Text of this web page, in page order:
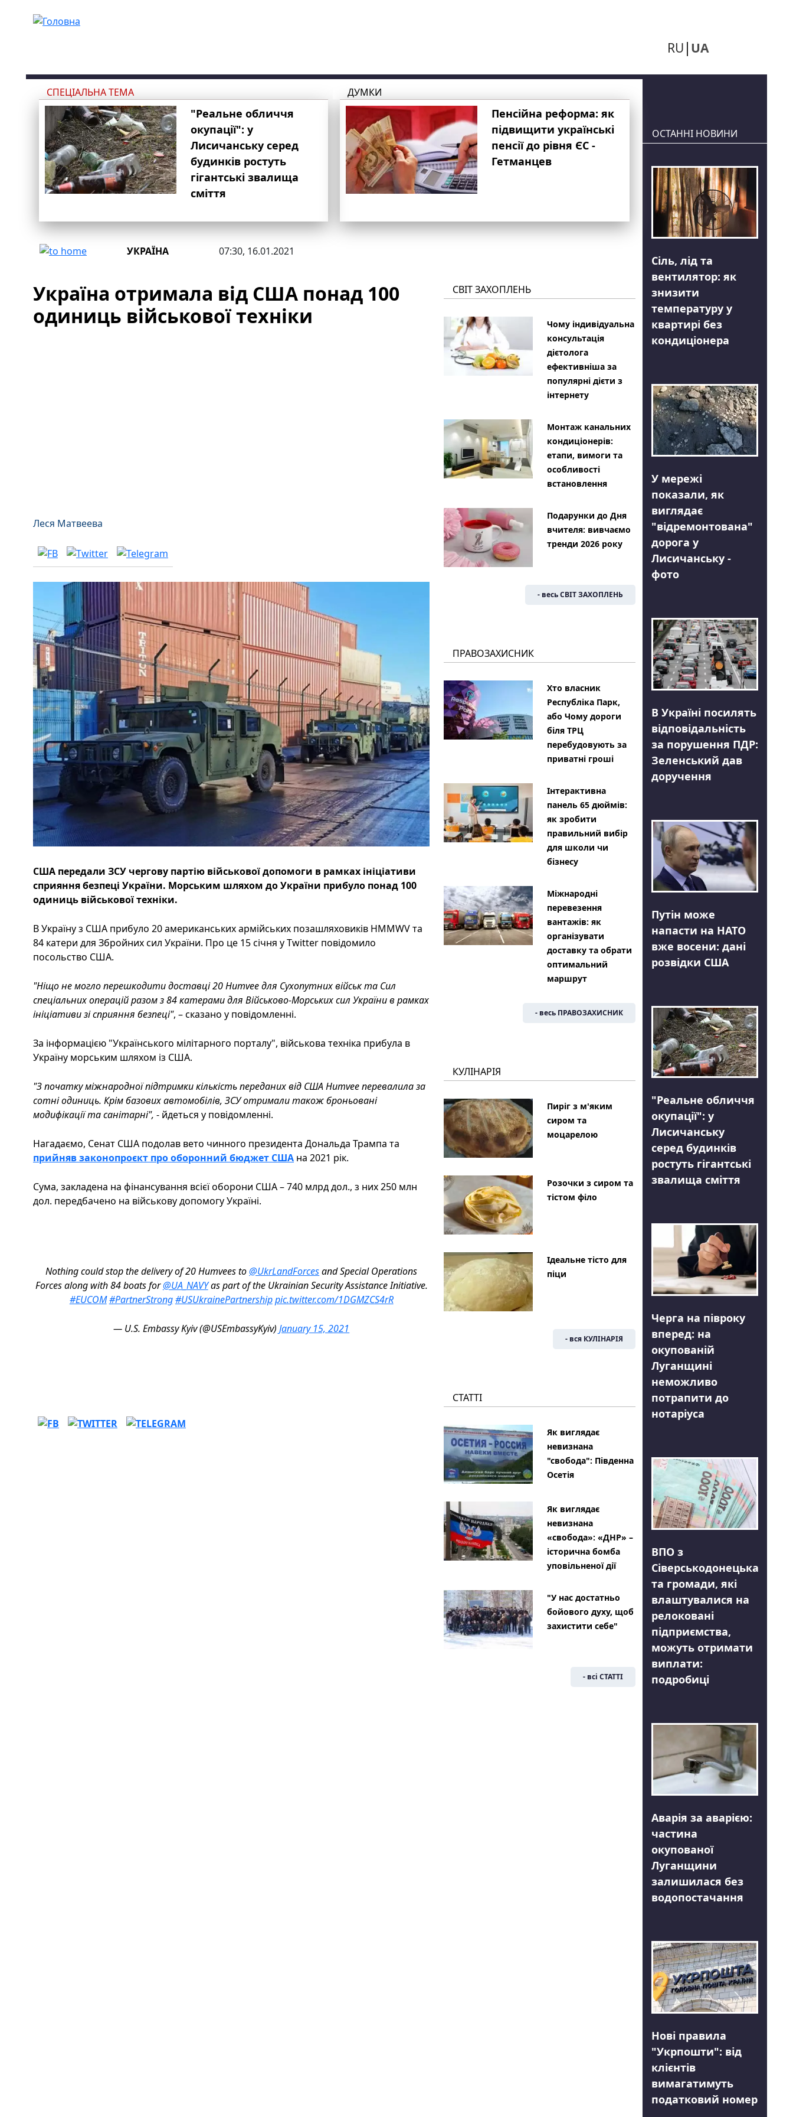
RU UA
СПЕЦІАЛЬНА ТЕМА
"Реальне обличчя
окупації": у
Лисичанську серед
будинків ростуть
гігантські звалища
сміття
ДУМКИ
Пенсійна реформа: як
підвищити українські
пенсії до рівня ЄС -
Гетманцев
УКРАЇНА 07:30, 16.01.2021
Україна отримала від США понад 100
одиниць військової техніки
Леся Матвеева
США передали ЗСУ чергову партію військової допомоги в рамках ініціативи
сприяння безпеці України. Морським шляхом до України прибуло понад 100
одиниць військової техніки.
В Україну з США прибуло 20 американських армійських позашляховиків HMMWV та
84 катери для Збройних сил України. Про це 15 січня у Twitter повідомило
посольство США.
"Ніщо не могло перешкодити доставці 20 Humvee для Сухопутних військ та Сил
спеціальних операцій разом з 84 катерами для Військово-Морських сил України в рамках
ініціативи зі сприяння безпеці", – сказано у повідомленні.
За інформацією "Українського мілітарного порталу", військова техніка прибула в
Україну морським шляхом із США.
"З початку міжнародної підтримки кількість переданих від США Humvee перевалила за
сотні одиниць. Крім базових автомобілів, ЗСУ отримали також броньовані
модифікації та санітарні", - йдеться у повідомленні.
Нагадаємо, Сенат США подолав вето чинного президента Дональда Трампа та
прийняв законопроєкт про оборонний бюджет США на 2021 рік.
Сума, закладена на фінансування всієї оборони США – 740 млрд дол., з них 250 млн
дол. передбачено на військову допомогу Україні.
Nothing could stop the delivery of 20 Humvees to@UkrLandForcesand Special Operations
Forces along with 84 boats for@UA_NAVYas part of the Ukrainian Security Assistance Initiative.
#EUCOM#PartnerStrong#USUkrainePartnershippic.twitter.com/1DGMZCS4rR
— U.S. Embassy Kyiv (@USEmbassyKyiv)January 15, 2021
СВІТ ЗАХОПЛЕНЬ
Чому індивідуальна
консультація
дієтолога
ефективніша за
популярні дієти з
інтернету
Монтаж канальних
кондиціонерів:
етапи, вимоги та
особливості
встановлення
Подарунки до Дня
вчителя: вивчаємо
тренди 2026 року
- весь СВІТ ЗАХОПЛЕНЬ
ПРАВОЗАХИСНИК
Хто власник
Республіка Парк,
або Чому дороги
біля ТРЦ
перебудовують за
приватні гроші
Інтерактивна
панель 65 дюймів:
як зробити
правильний вибір
для школи чи
бізнесу
Міжнародні
перевезення
вантажів: як
організувати
доставку та обрати
оптимальний
маршрут
- весь ПРАВОЗАХИСНИК
КУЛІНАРІЯ
Пиріг з м'яким
сиром та
моцарелою
Розочки з сиром та
тістом філо
Ідеальне тісто для
піци
- вся КУЛІНАРІЯ
СТАТТІ
Як виглядає
невизнана
"свобода": Південна
Осетія
Як виглядає
невизнана
«свобода»: «ДНР» –
історична бомба
уповільненої дії
"У нас достатньо
бойового духу, щоб
захистити себе"
- всі СТАТТІ
ОСТАННІ НОВИНИ
Сіль, лід та
вентилятор: як
знизити
температуру у
квартирі без
кондиціонера
У мережі
показали, як
виглядає
"відремонтована"
дорога у
Лисичанську -
фото
В Україні посилять
відповідальність
за порушення ПДР:
Зеленський дав
доручення
Путін може
напасти на НАТО
вже восени: дані
розвідки США
"Реальне обличчя
окупації": у
Лисичанську
серед будинків
ростуть гігантські
звалища сміття
Черга на півроку
вперед: на
окупованій
Луганщині
неможливо
потрапити до
нотаріуса
ВПО з
Сіверськодонецька
та громади, які
влаштувалися на
релоковані
підприємства,
можуть отримати
виплати:
подробиці
Аварія за аварією:
частина
окупованої
Луганщини
залишилася без
водопостачання
Нові правила
"Укрпошти": від
клієнтів
вимагатимуть
податковий номер